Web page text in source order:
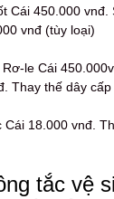
Cái 450.000
vnđ (tùy loại)
le Cái
Thay thế dây
18.000 vnđ.
tắc vệ